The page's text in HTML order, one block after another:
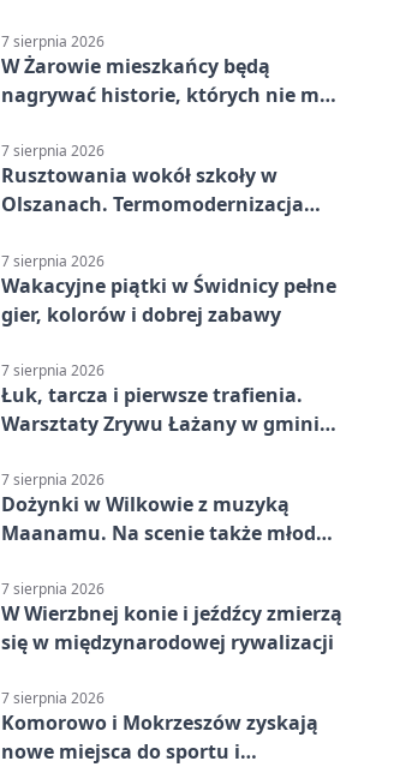
7 sierpnia 2026
W Żarowie mieszkańcy będą
nagrywać historie, których nie ma
7 sierpnia 2026
Rusztowania wokół szkoły w
Olszanach. Termomodernizacja
7 sierpnia 2026
Wakacyjne piątki w Świdnicy pełne
gier, kolorów i dobrej zabawy
7 sierpnia 2026
Łuk, tarcza i pierwsze trafienia.
Warsztaty Zrywu Łażany w gminie
7 sierpnia 2026
Dożynki w Wilkowie z muzyką
Maanamu. Na scenie także młode
7 sierpnia 2026
W Wierzbnej konie i jeźdźcy zmierzą
się w międzynarodowej rywalizacji
7 sierpnia 2026
Komorowo i Mokrzeszów zyskają
nowe miejsca do sportu i